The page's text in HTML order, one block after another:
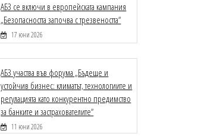
АБЗ се включи в европейската кампания
„Безопасността започва с трезвеността“
17 юни 2026
АБЗ участва във форума „Бъдеще и
устойчив бизнес: климатът, технологиите и
регулацията като конкурентно предимство
за банките и застрахователите“
11 юни 2026